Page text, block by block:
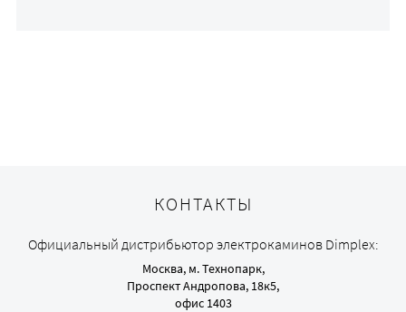
КОНТАКТЫ
Официальный дистрибьютор электрокаминов Dimplex:
Москва, м. Технопарк,
Проспект Андропова, 18к5,
офис 1403